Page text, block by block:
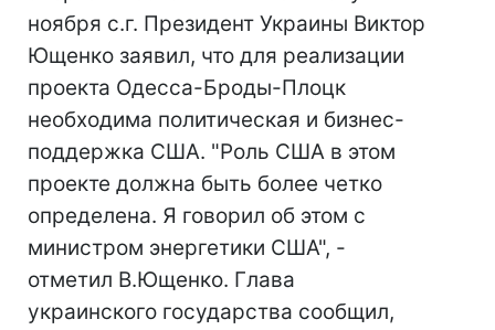
ноября с.г. Президент Украины Виктор
Ющенко заявил, что для реализации
проекта Одесса-Броды-Плоцк
необходима политическая и бизнес-
поддержка США. "Роль США в этом
проекте должна быть более четко
определена. Я говорил об этом с
министром энергетики США", -
отметил В.Ющенко. Глава
украинского государства сообщил,